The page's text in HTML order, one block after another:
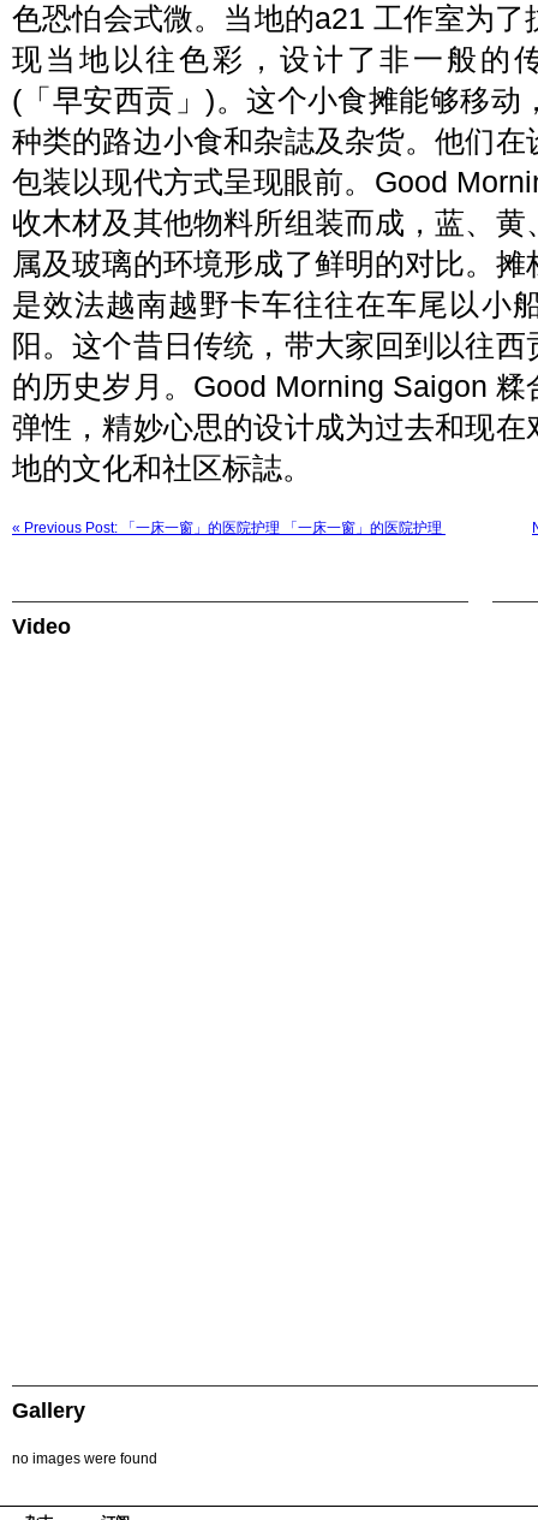
色恐怕会式微。当地的a21 工作室为
现当地以往色彩，设计了非一般的
(「早安西贡」)。这个小食摊能够移动
种类的路边小食和杂誌及杂货。他们
包装以现代方式呈现眼前。Good
收木材及其他物料所组装而成，蓝、
属及玻璃的环境形成了鲜明的对比。
是效法越南越野卡车往往在车尾以小
阳。这个昔日传统，带大家回到以往
的历史岁月。Good Morning Saigon
弹性，精妙心思的设计成为过去和现
地的文化和社区标誌。
« Previous Post: 「一床一窗」的医院护理 「一床一窗」的医院护理
Video
Gallery
no images were found